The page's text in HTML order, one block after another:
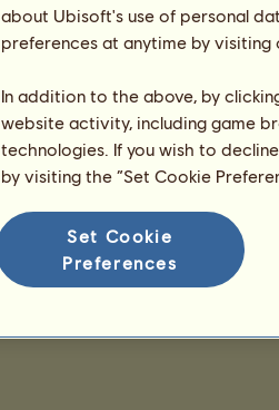
about Ubisoft's use of personal
preferences at anytime by
In addition to the above, by
website activity, including game
technologies. If you wish to
by visiting the “Set Cookie
Set Cookie
Preferences